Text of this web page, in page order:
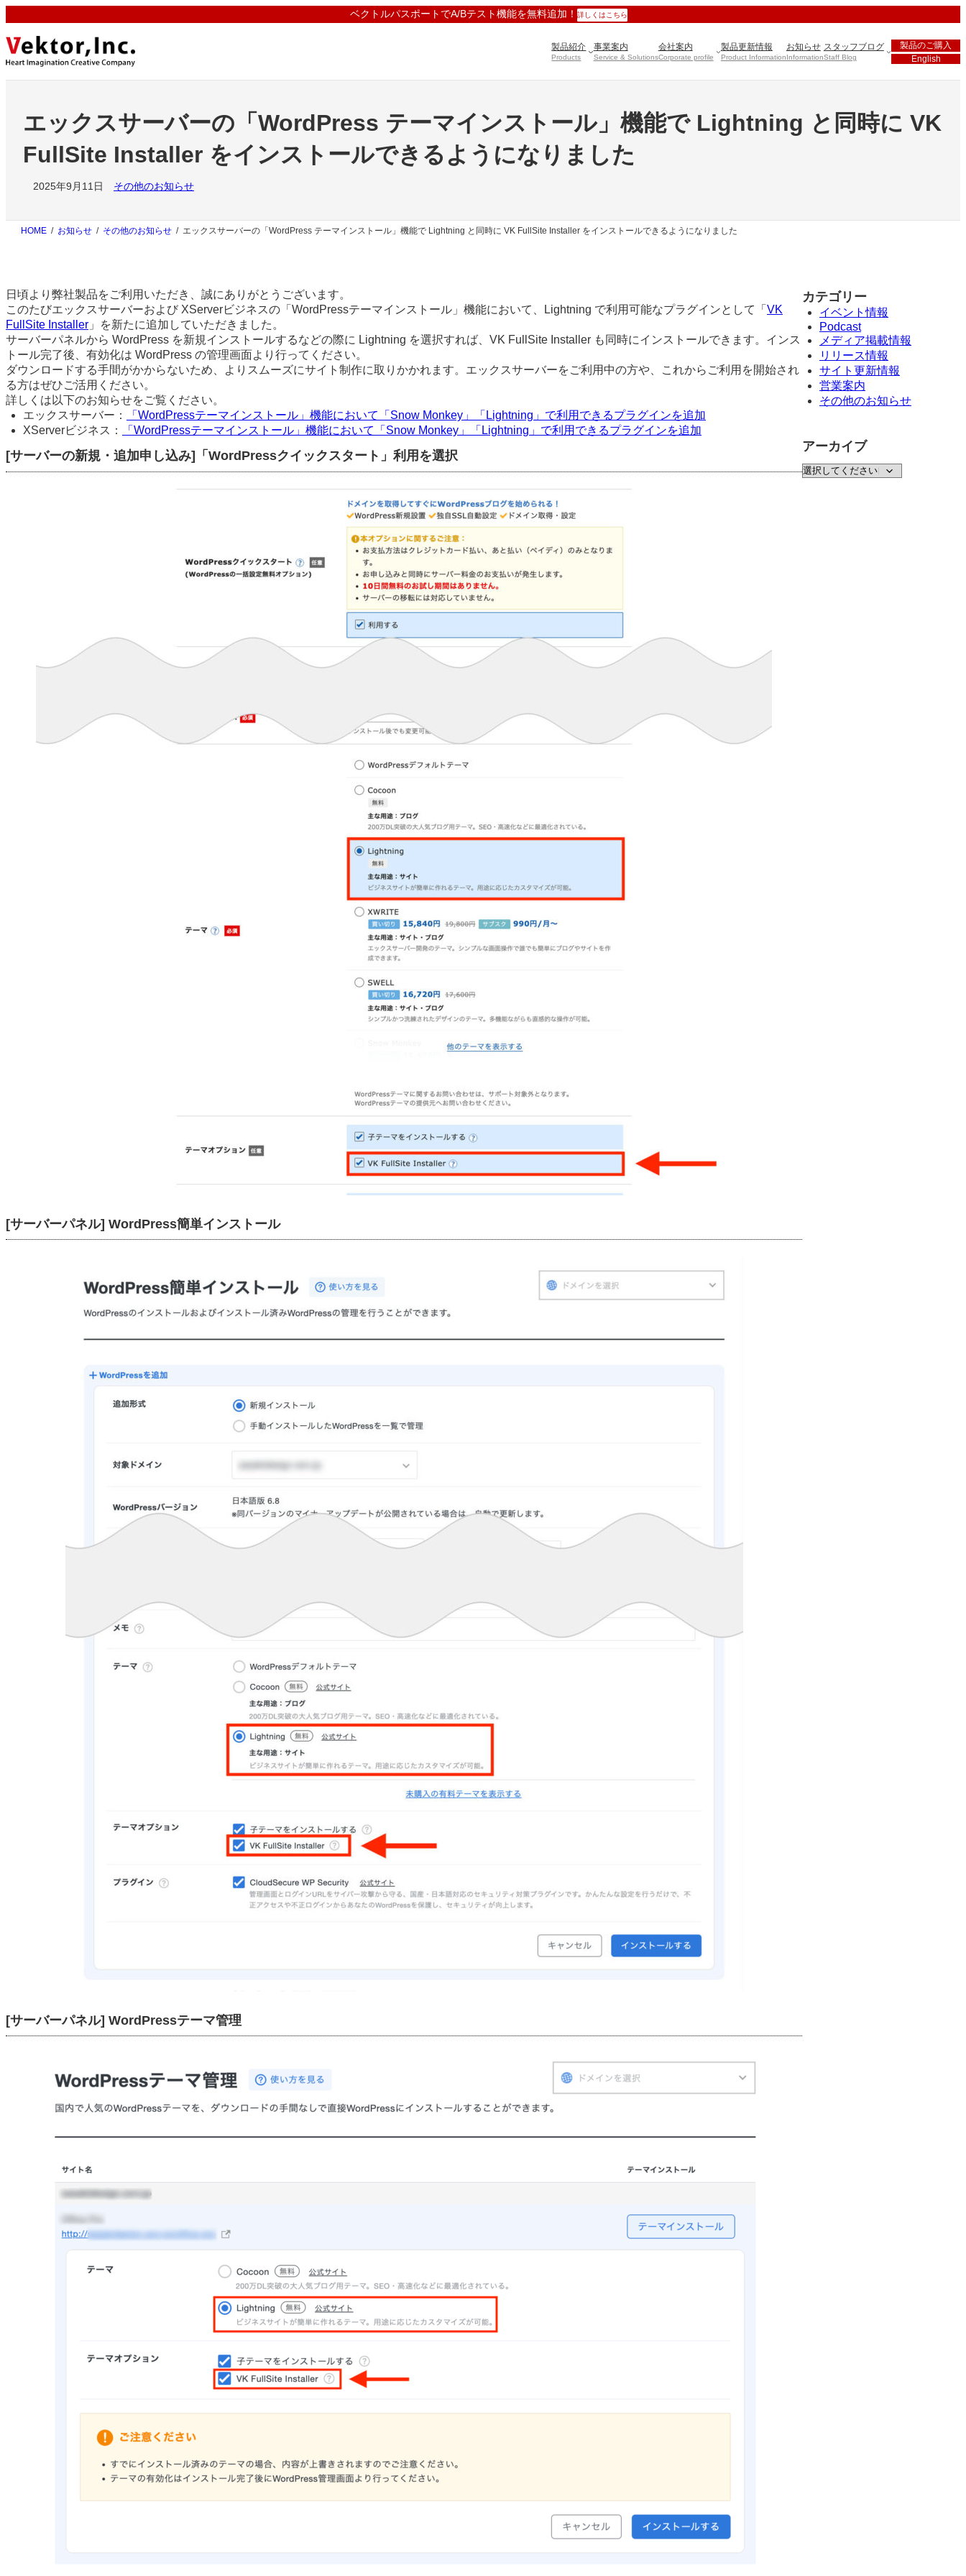
容
を
ス
ベクトルパスポートでA/Bテスト機能を無料追加！ 詳しくはこちら
製品紹介
Products
事業案内
Service & Solutions
会社案内
Corporate profile
製品更新情報
Product Information
お知らせ
Information
スタッフブログ
Staff Blog
製品のご購入
English
エックスサーバーの「WordPress テーマインストール」機能で Lightning と同時に VK
FullSite Installer をインストールできるようになりました
2025年9月11日 その他のお知らせ
HOME お知らせ その他のお知らせ エックスサーバーの「WordPress テーマインストール」機能で Lightning と同時に VK FullSite Installer をインストールできるようになりました
日頃より弊社製品をご利用いただき、誠にありがとうございます。
このたびエックスサーバーおよび XServerビジネスの「WordPressテーマインストール」機能において、Lightning で利用可能なプラグインとして「 VK
FullSite Installer 」を新たに追加していただきました。
サーバーパネルから WordPress を新規インストールするなどの際に Lightning を選択すれば、VK FullSite Installer も同時にインストールできます。インス
トール完了後、有効化は WordPress の管理画面より行ってください。
ダウンロードする手間がかからないため、よりスムーズにサイト制作に取りかかれます。エックスサーバーをご利用中の方や、これからご利用を開始され
る方はぜひご活用ください。
詳しくは以下のお知らせをご覧ください。
エックスサーバー：
「WordPressテーマインストール」機能において「Snow Monkey」「Lightning」で利用できるプラグインを追加
XServerビジネス：
「WordPressテーマインストール」機能において「Snow Monkey」「Lightning」で利用できるプラグインを追加
[サーバーの新規・追加申し込み]「WordPressクイックスタート」利用を選択
[サーバーパネル] WordPress簡単インストール
[サーバーパネル] WordPressテーマ管理
カテゴリー
イベント情報
Podcast
メディア掲載情報
リリース情報
サイト更新情報
営業案内
その他のお知らせ
アーカイブ